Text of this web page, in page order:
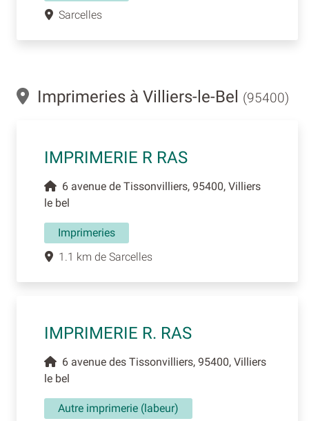
Sarcelles
Imprimeries à Villiers-le-Bel (95400)
IMPRIMERIE R RAS
6 avenue de Tissonvilliers, 95400, Villiers
le bel
Imprimeries
1.1 km de Sarcelles
IMPRIMERIE R. RAS
6 avenue des Tissonvilliers, 95400, Villiers
le bel
Autre imprimerie (labeur)